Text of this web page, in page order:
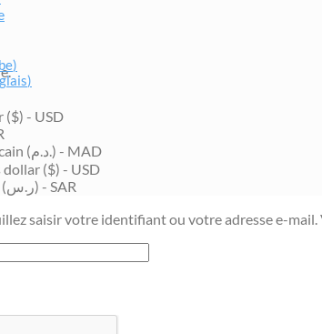
)
)
($) - USD
Dirham marocain (د.م.) - MAD
($) - USD
Rial saoudien (ر.س) - SAR
saisir votre identifiant ou votre adresse e-